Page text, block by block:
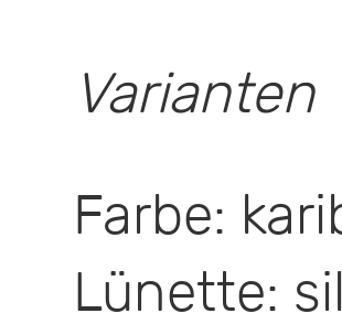
Varianten
Farbe:
Lünette: